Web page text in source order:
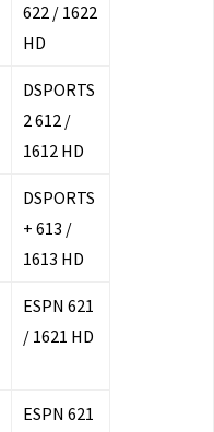
622 / 1622
HD
DSPORTS
2 612 /
1612 HD
DSPORTS
+ 613 /
1613 HD
ESPN 621
/ 1621 HD
ESPN 621